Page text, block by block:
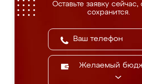
Оставьте заявку сейчас,
сохранится.
Желаемый